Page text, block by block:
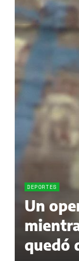
DEPORTES
Un
quedó